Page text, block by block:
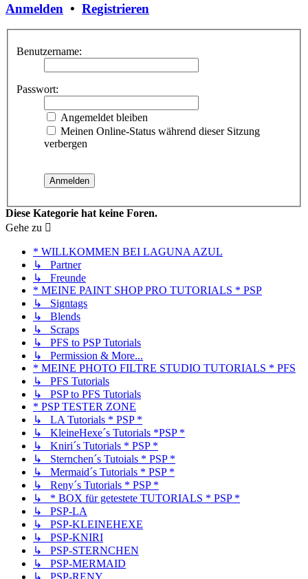
Anmelden • Registrieren
Benutzername:
Passwort:
Angemeldet bleiben
Meinen Online-Status während dieser Sitzung
verbergen
Diese Kategorie hat keine Foren.
Gehe zu
* WILLKOMMEN BEI LAGUNA AZUL
↳ Partner
↳ Freunde
* MEINE PAINT SHOP PRO TUTORIALS * PSP
↳ Signtags
↳ Blends
↳ Scraps
↳ PFS to PSP Tutorials
↳ Permission & More...
* MEINE PHOTO FILTRE STUDIO TUTORIALS * PFS
↳ PFS Tutorials
↳ PSP to PFS Tutorials
* PSP TESTER ZONE
↳ LA Tutorials * PSP *
↳ KleineHexe´s Tutorials *PSP *
↳ Kniri´s Tutorials * PSP *
↳ Sternchen´s Tutoials * PSP *
↳ Mermaid´s Tutorials * PSP *
↳ Reny´s Tutorials * PSP *
↳ * BOX für getestete TUTORIALS * PSP *
↳ PSP-LA
↳ PSP-KLEINEHEXE
↳ PSP-KNIRI
↳ PSP-STERNCHEN
↳ PSP-MERMAID
↳ PSP-RENY